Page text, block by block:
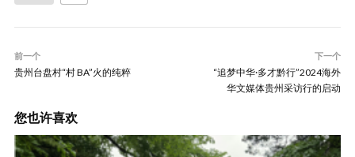
前一个
贵州台盘村“村 BA”火的纯粹
下一个
“追梦中华·多才黔行”2024海外
华文媒体贵州采访行的启动
您也许喜欢